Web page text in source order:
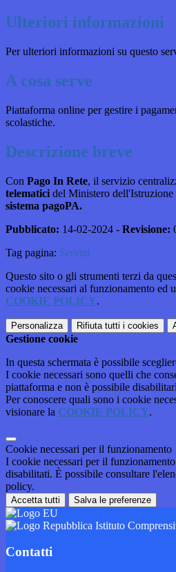
Ulteriori informazioni
Per ulteriori informazioni su questo
A cosa serve
Piattaforma online per gestire i
scolastiche.
Descrizione breve
Con Pago In Rete, il servizio
telematici del Ministero
sistema pagoPA.
Pubblicato: 14-02-2024 - Revisione:
Tag pagina: Servizi
Questo sito o gli strumenti terzi da
cookie necessari al funzionamento ed
COOKIE POLICY.
Personalizza Rifiuta tutti i cookies
Gestione cookie
In questa schermata è possibile
I cookie necessari sono quelli che
piattaforma e non è possibile
Per conoscere quali sono i cookie
visionare la COOKIE POLICY.
Cookie necessari per il funzionamento
I cookie necessari per il
disabilitati. È possibile consultare
policy.
Accetta tutti Salva le preferenze
Istituto
Contatti